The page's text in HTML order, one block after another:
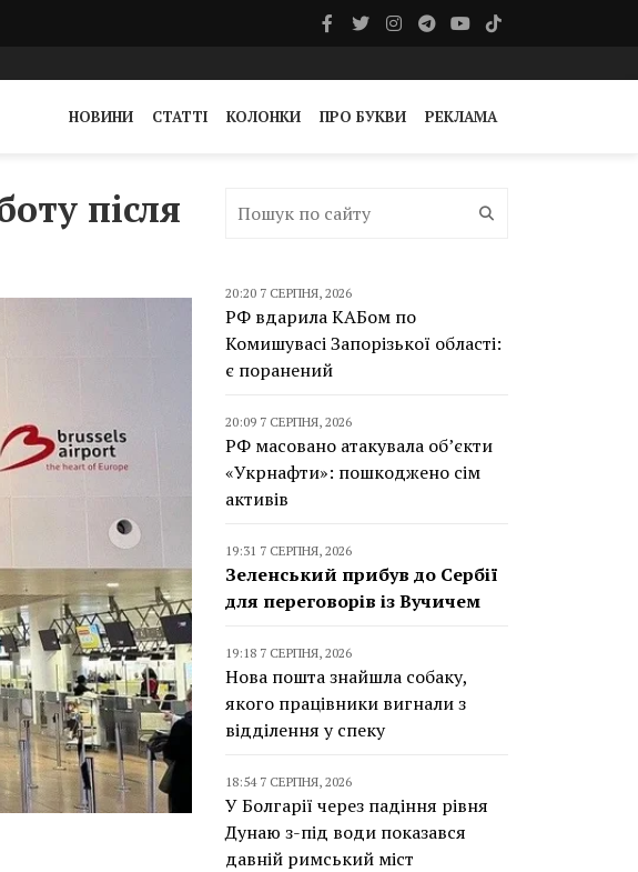
НОВИНИ СТАТТІ КОЛОНКИ ПРО БУКВИ РЕКЛАМА
після
20:20 7 СЕРПНЯ, 2026
РФ вдарила КАБом по
Комишувасі Запорізької області:
є поранений
20:09 7 СЕРПНЯ, 2026
РФ масовано атакувала об’єкти
«Укрнафти»: пошкоджено сім
активів
19:31 7 СЕРПНЯ, 2026
Зеленський прибув до Сербії
для переговорів із Вучичем
19:18 7 СЕРПНЯ, 2026
Нова пошта знайшла собаку,
якого працівники вигнали з
відділення у спеку
18:54 7 СЕРПНЯ, 2026
У Болгарії через падіння рівня
Дунаю з-під води показався
давній римський міст